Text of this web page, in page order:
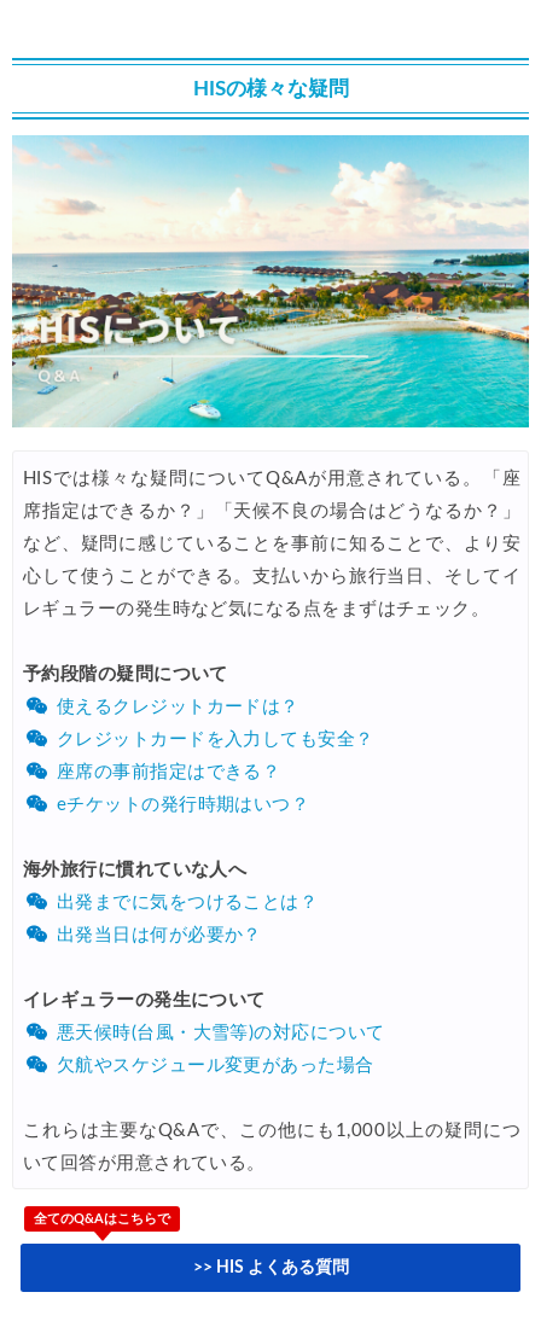
Trip.com) 海外航空券 最大2,500円OFFクーポン
04/22 JAL) 海外航空券+ホテル 最大40,000円OFFクーポン
04/20 HIS) 海外航空券タイムセール
04/20 Trip.com) ベトナム旅行 最大50%OFFセール
04/20 Trip.com) ベトナム航空 10%OFFクーポン
04/20 Trip.com) ホテル 最大2,500円OFFクーポン
04/20 Trip.com) 海外航空券 最大2,500円OFFクーポン
04/15 HIS) 海外ツアー緊急タイムセール
04/13 Trip.com) 海外航空券+ホテル 最大5,000円OFFクーポン
04/13 Trip.com) ホテル 最大2,500円OFFクーポン
04/13 Trip.com) 海外航空券 最大2,500円OFFクーポン
04/13 HIS) JAL/ANA限定 最大15,000円OFFセール
HIS) オーストラリア添乗員同行ツアー 最大15,000円OFFクー
04/11 JTB) 海外ツアータイムセール
04/02 サプライス) 海外航空券 3,000円OFFクーポン
04/02 楽天トラベル) ホテル＋10％キャンペーン
04/01 エアトリ) 海外航空券+ホテル 最大30,000円OFFクーポン
04/01 エアトリ) 海外航空券 最大10,000円OFFクーポン
04/01 JTB) 大韓航空便(航空券+ホテル) 最大20,000円OFFクーポン
JTB) チャイナエアライン便(航空券+ホテル) 最大20,000円OFFクー
HISの様々な疑問
HISでは様々な疑問についてQ&Aが用意されている。「座
席指定はできるか？」「天候不良の場合はどうなるか？」
など、疑問に感じていることを事前に知ることで、より安
心して使うことができる。支払いから旅行当日、そしてイ
レギュラーの発生時など気になる点をまずはチェック。
予約段階の疑問について
使えるクレジットカードは？
クレジットカードを入力しても安全？
座席の事前指定はできる？
eチケットの発行時期はいつ？
海外旅行に慣れていな人へ
出発までに気をつけることは？
出発当日は何が必要か？
イレギュラーの発生について
悪天候時(台風・大雪等)の対応について
欠航やスケジュール変更があった場合
これらは主要なQ&Aで、この他にも1,000以上の疑問につ
いて回答が用意されている。
全てのQ&Aはこちらで
>> HIS よくある質問